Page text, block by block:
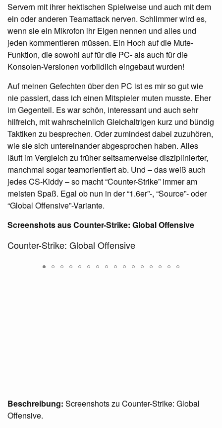
Servern mit ihrer hektischen Spielweise und auch mit dem
ein oder anderen Teamattack nerven. Schlimmer wird es,
wenn sie ein Mikrofon ihr Eigen nennen und alles und
jeden kommentieren müssen. Ein Hoch auf die Mute-
Funktion, die sowohl auf für die PC- als auch für die
Konsolen-Versionen vorbildlich eingebaut wurden!
Auf meinen Gefechten über den PC ist es mir so gut wie
nie passiert, dass ich einen Mitspieler muten musste. Eher
im Gegenteil. Es war schön, interessant und auch sehr
hilfreich, mit wahrscheinlich Gleichaltrigen kurz und bündig
Taktiken zu besprechen. Oder zumindest dabei zuzuhören,
wie sie sich untereinander abgesprochen haben. Alles
läuft im Vergleich zu früher seltsamerweise disziplinierter,
manchmal sogar teamorientiert ab. Und – das weiß auch
jedes CS-Kiddy – so macht “Counter-Strike” immer am
meisten Spaß. Egal ob nun in der “1.6er”-, “Source”- oder
“Global Offensive”-Variante.
Screenshots aus Counter-Strike: Global Offensive
Counter-Strike: Global Offensive
Beschreibung: Screenshots zu Counter-Strike: Global
Offensive.